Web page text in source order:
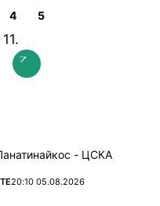
4 5
- ЦСКА
20:10 05.08.2026